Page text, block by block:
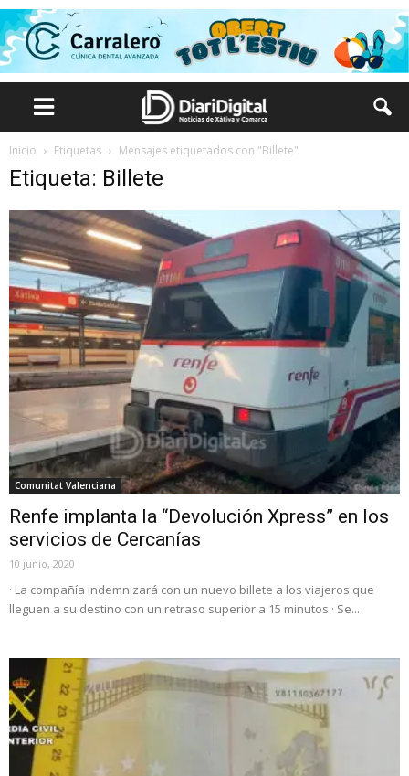
Inicio Etiquetas Mensajes etiquetados con "Billete"
Etiqueta: Billete
Comunitat Valenciana
Renfe implanta la “Devolución Xpress” en los
servicios de Cercanías
10 junio, 2020
· La compañía indemnizará con un nuevo billete a los viajeros que
lleguen a su destino con un retraso superior a 15 minutos · Se...